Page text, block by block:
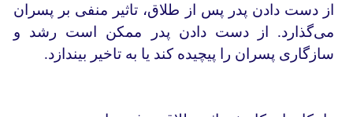
از دست دادن پدر پس از طلاق، تاثیر منفی بر پسران
می‌گذارد. از دست دادن پدر ممکن است رشد و
سازگاری پسران را پیچیده‌ کند یا به تاخیر بیندازد.